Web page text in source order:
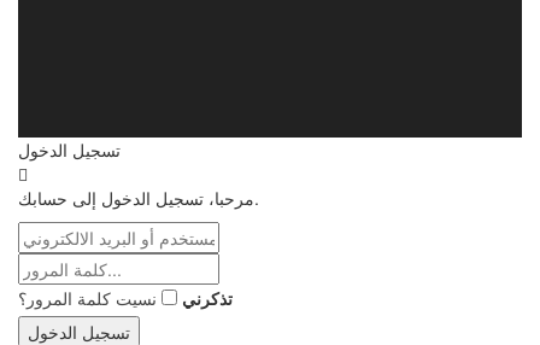
تسجيل الدخول
مرحبا، تسجيل الدخول إلى حسابك.
نسيت كلمة المرور؟ تذكرني